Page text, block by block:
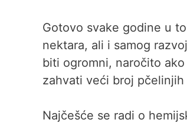
Gotovo svake godine u
nektara, ali i samog
biti ogromni, naročito
zahvati veći broj pčelinjih
Najčešće se radi o